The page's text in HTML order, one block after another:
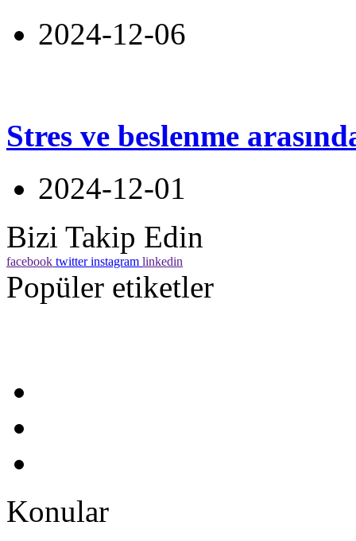
2024-12-06
Stres ve beslenme
2024-12-01
Bizi Takip Edin
facebook twitter instagram linkedin
Popüler etiketler
Konular